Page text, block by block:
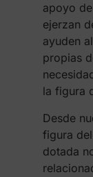
apoyo
ejerzan
ayuden
propias
la figura
Desde
figura
dotada